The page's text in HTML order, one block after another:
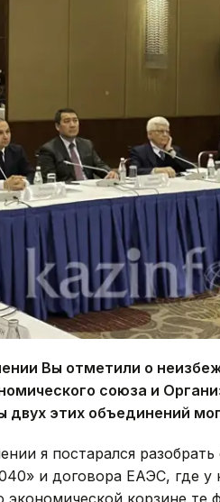
Вы отметили о
союза и
двух этих объединений
я постарался
и договора ЕАЭС, где у
экономической корзине